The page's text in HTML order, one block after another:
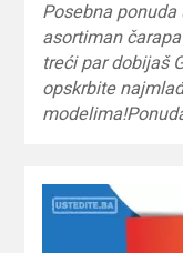
Posebna ponuda
asortiman
treći par dobijaš
opskrbite